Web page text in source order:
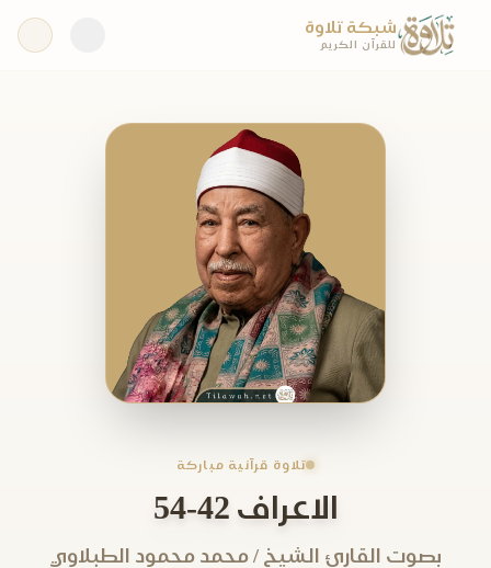
شبكة تلاوة
للقرآن الكريم
تلاوة قرآنية مباركة
الاعراف 42-54
بصوت القارئ الشيخ / محمد محمود الطبلاوي